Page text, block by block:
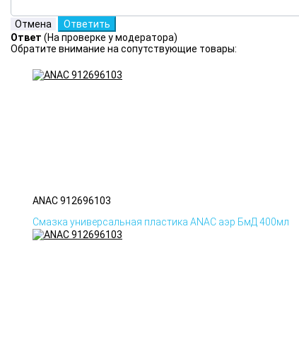
Ответ (На проверке у модератора)
Обратите внимание на сопутствующие товары:
ANAC 912696103
Смазка универсальная пластика ANAC аэр БмД 400мл